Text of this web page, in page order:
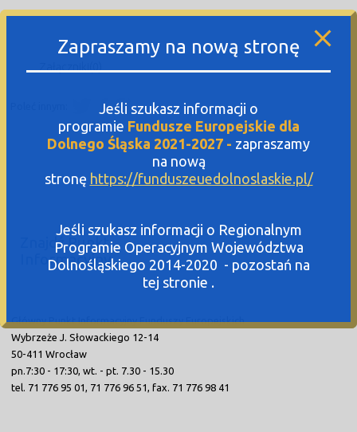
Znajdź Punkt
Informacyjny
Główny Punkt Informacyjny Funduszy Europejskich
Wybrzeże J. Słowackiego 12-14
50-411 Wrocław
pn.7:30 - 17:30, wt. - pt. 7.30 - 15.30
tel. 71 776 95 01, 71 776 96 51, fax. 71 776 98 41
Zapraszamy na nową stronę
Jeśli szukasz informacji o
programie Fundusze Europejskie dla
Dolnego Śląska 2021-2027 - zapraszamy
na nową
stronę https://funduszeuedolnoslaskie.pl/
Jeśli szukasz informacji o Regionalnym
Programie Operacyjnym Województwa
Dolnośląskiego 2014-2020 - pozostań na
tej stronie .